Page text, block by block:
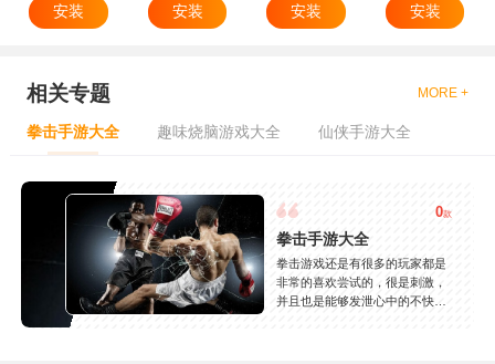
安装
安装
安装
安装
相关专题 MORE +
拳击手游大全 趣味烧脑游戏大全 仙侠手游大全
0款
拳击手游大全
拳击游戏还是有很多的玩家都是
非常的喜欢尝试的，很是刺激，
并且也是能够发泄心中的不快